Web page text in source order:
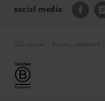
social media
Disclaimer Privacy statement